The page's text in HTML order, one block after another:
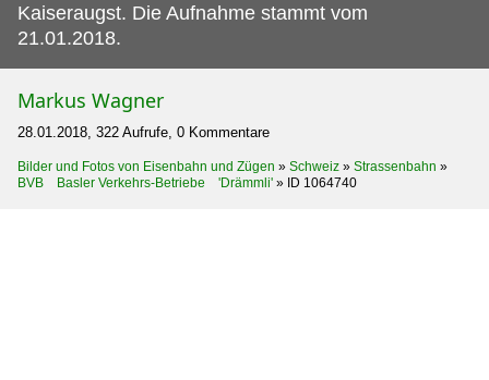
Kaiseraugst. Die Aufnahme stammt vom
21.01.2018.
Markus Wagner
28.01.2018, 322 Aufrufe, 0 Kommentare
Bilder und Fotos von Eisenbahn und Zügen » Schweiz » Strassenbahn »
BVB Basler Verkehrs-Betriebe 'Drämmli' » ID 1064740